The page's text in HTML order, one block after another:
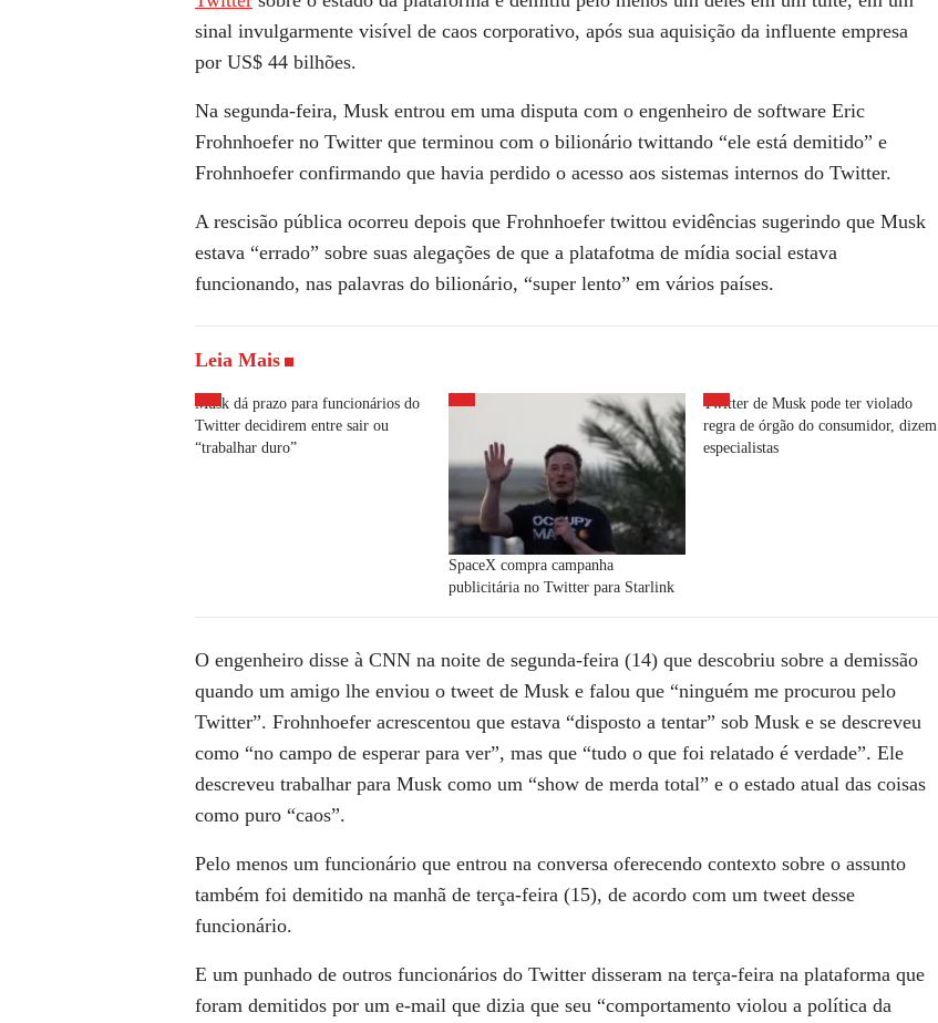
sinal invulgarmente visível de caos corporativo, após sua aquisição da influente empresa
por US$ 44 bilhões.
Na segunda-feira, Musk entrou em uma disputa com o engenheiro de software Eric
Frohnhoefer no Twitter que terminou com o bilionário twittando “ele está demitido” e
Frohnhoefer confirmando que havia perdido o acesso aos sistemas internos do Twitter.
A rescisão pública ocorreu depois que Frohnhoefer twittou evidências sugerindo que Musk
estava “errado” sobre suas alegações de que a platafotma de mídia social estava
funcionando, nas palavras do bilionário, “super lento” em vários países.
Leia Mais
Musk dá prazo para funcionários do
Twitter decidirem entre sair ou
“trabalhar duro”
SpaceX compra campanha
publicitária no Twitter para Starlink
Twitter de Musk pode ter violado
regra de órgão do consumidor, dizem
especialistas
O engenheiro disse à CNN na noite de segunda-feira (14) que descobriu sobre a demissão
quando um amigo lhe enviou o tweet de Musk e falou que “ninguém me procurou pelo
Twitter”. Frohnhoefer acrescentou que estava “disposto a tentar” sob Musk e se descreveu
como “no campo de esperar para ver”, mas que “tudo o que foi relatado é verdade”. Ele
descreveu trabalhar para Musk como um “show de merda total” e o estado atual das coisas
como puro “caos”.
Pelo menos um funcionário que entrou na conversa oferecendo contexto sobre o assunto
também foi demitido na manhã de terça-feira (15), de acordo com um tweet desse
funcionário.
E um punhado de outros funcionários do Twitter disseram na terça-feira na plataforma que
foram demitidos por um e-mail que dizia que seu “comportamento violou a política da